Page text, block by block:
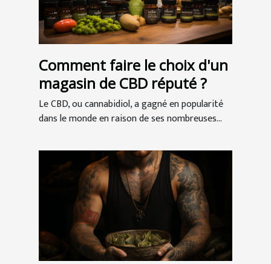
Comment faire le choix d'un
magasin de CBD réputé ?
Le CBD, ou cannabidiol, a gagné en popularité
dans le monde en raison de ses nombreuses...